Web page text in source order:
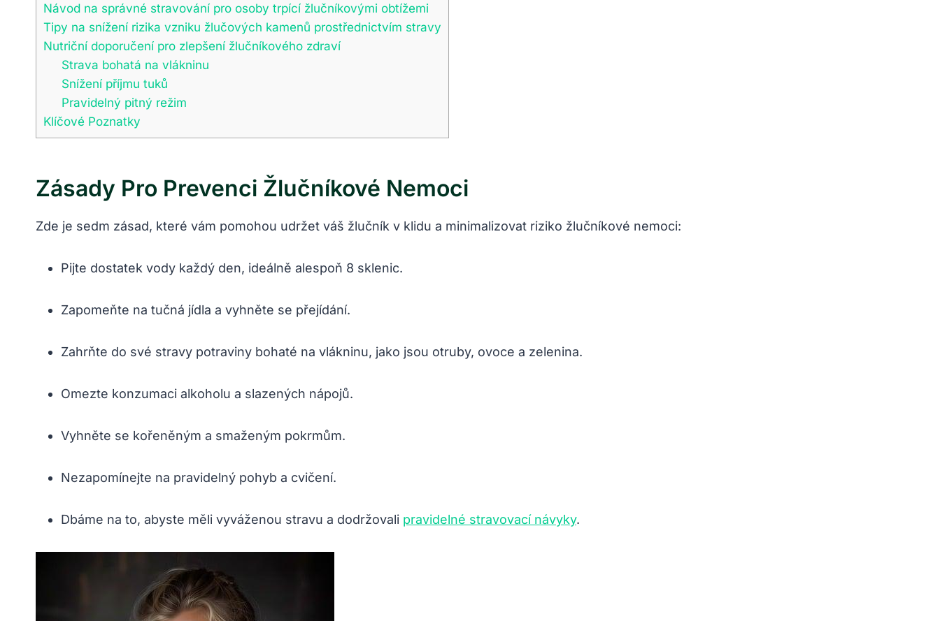
Návod‍ na správné stravování‍ pro osoby trpící ⁢žlučníkovými⁤ obtížemi
Tipy na snížení rizika vzniku žlučových ​kamenů prostřednictvím stravy
Nutriční doporučení pro zlepšení žlučníkového ⁤zdraví
Strava bohatá na ​vlákninu
Snížení příjmu tuků
Pravidelný ⁢pitný režim
Klíčové Poznatky
Zásady Pro Prevenci Žlučníkové‌ Nemoci
Zde je sedm zásad, které⁣ vám⁢ pomohou udržet váš žlučník v klidu a minimalizovat riziko žlučníkové ⁣nemoci:
Pijte dostatek vody každý den, ideálně alespoň 8 sklenic.
Zapomeňte na tučná jídla a vyhněte se přejídání.
Zahrňte⁤ do své stravy potraviny⁢ bohaté ‍na‌ vlákninu, jako jsou otruby, ovoce a zelenina.
Omezte konzumaci⁢ alkoholu a slazených nápojů.
Vyhněte se kořeněným a smaženým ‍pokrmům.
Nezapomínejte ‍na pravidelný⁣ pohyb ‌a cvičení.
Dbáme​ na⁤ to, abyste měli ‍vyváženou‍ stravu‍ a dodržovali pravidelné stravovací návyky.